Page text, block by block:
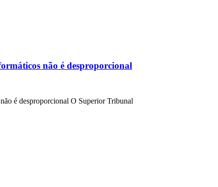
não é desproporcional
é desproporcional O Superior Tribunal